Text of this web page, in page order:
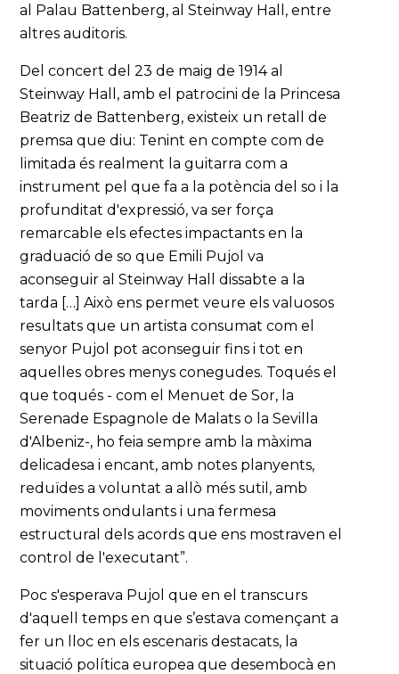
al Palau Battenberg, al Steinway Hall, entre
altres auditoris.
Del concert del 23 de maig de 1914 al
Steinway Hall, amb el patrocini de la Princesa
Beatriz de Battenberg, existeix un retall de
premsa que diu: Tenint en compte com de
limitada és realment la guitarra com a
instrument pel que fa a la potència del so i la
profunditat d'expressió, va ser força
remarcable els efectes impactants en la
graduació de so que Emili Pujol va
aconseguir al Steinway Hall dissabte a la
tarda […] Això ens permet veure els valuosos
resultats que un artista consumat com el
senyor Pujol pot aconseguir fins i tot en
aquelles obres menys conegudes. Toqués el
que toqués - com el Menuet de Sor, la
Serenade Espagnole de Malats o la Sevilla
d'Albeniz-, ho feia sempre amb la màxima
delicadesa i encant, amb notes planyents,
reduïdes a voluntat a allò més sutil, amb
moviments ondulants i una fermesa
estructural dels acords que ens mostraven el
control de l'executant”.
Poc s'esperava Pujol que en el transcurs
d'aquell temps en que s’estava començant a
fer un lloc en els escenaris destacats, la
situació política europea que desembocà en